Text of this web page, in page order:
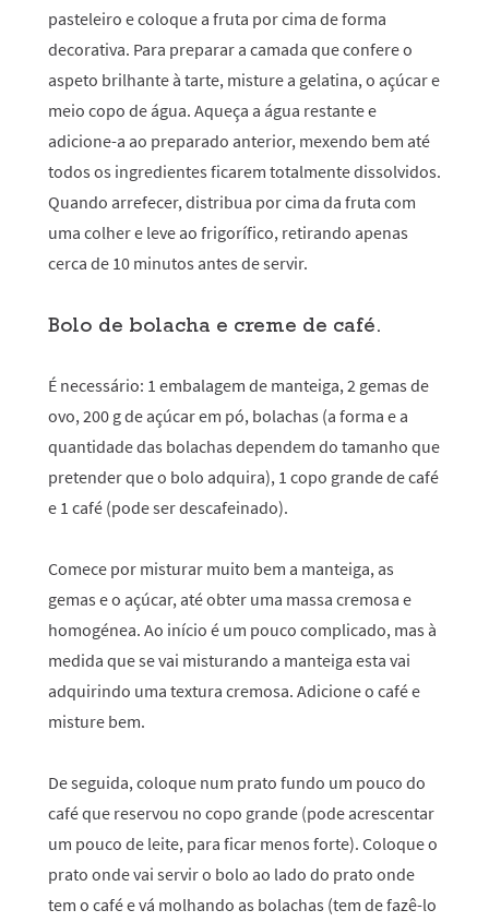
pasteleiro e coloque a fruta por cima de forma
decorativa. Para preparar a camada que confere o
aspeto brilhante à tarte, misture a gelatina, o açúcar e
meio copo de água. Aqueça a água restante e
adicione-a ao preparado anterior, mexendo bem até
todos os ingredientes ficarem totalmente dissolvidos.
Quando arrefecer, distribua por cima da fruta com
uma colher e leve ao frigorífico, retirando apenas
cerca de 10 minutos antes de servir.
Bolo de bolacha e creme de café.
É necessário: 1 embalagem de manteiga, 2 gemas de
ovo, 200 g de açúcar em pó, bolachas (a forma e a
quantidade das bolachas dependem do tamanho que
pretender que o bolo adquira), 1 copo grande de café
e 1 café (pode ser descafeinado).
Comece por misturar muito bem a manteiga, as
gemas e o açúcar, até obter uma massa cremosa e
homogénea. Ao início é um pouco complicado, mas à
medida que se vai misturando a manteiga esta vai
adquirindo uma textura cremosa. Adicione o café e
misture bem.
De seguida, coloque num prato fundo um pouco do
café que reservou no copo grande (pode acrescentar
um pouco de leite, para ficar menos forte). Coloque o
prato onde vai servir o bolo ao lado do prato onde
tem o café e vá molhando as bolachas (tem de fazê-lo